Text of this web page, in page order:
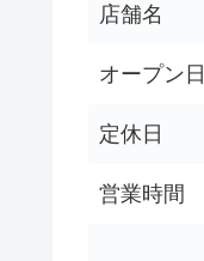
店舗名
オープン日
定休日
営業時間